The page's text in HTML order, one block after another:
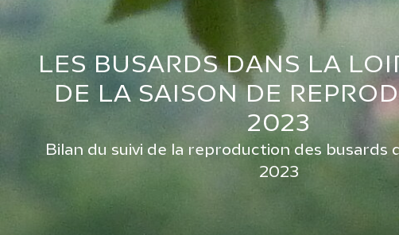
LES BUSARDS DANS LA
DE LA SAISON DE
2023
Bilan du suivi de la reproduction des busards
2023